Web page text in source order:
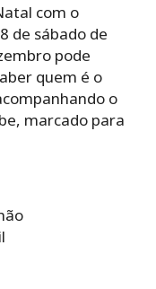
com o
de sábado de
pode
quem é o
o
marcado para